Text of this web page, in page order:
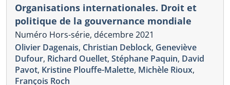
Organisations internationales. Droit et
politique de la gouvernance mondiale
Numéro Hors-série, décembre 2021
Olivier Dagenais, Christian Deblock, Geneviève
Dufour, Richard Ouellet, Stéphane Paquin, David
Pavot, Kristine Plouffe-Malette, Michèle Rioux,
François Roch